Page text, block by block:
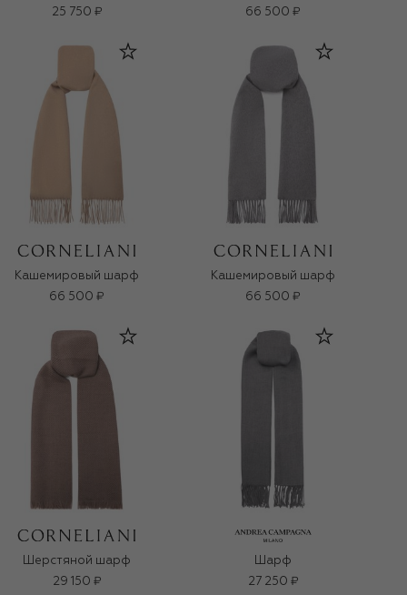
25 750 ₽ 66 500 ₽
Кашемировый шарф
66 500 ₽
Кашемировый шарф
66 500 ₽
Шерстяной шарф
29 150 ₽
Шарф
27 250 ₽